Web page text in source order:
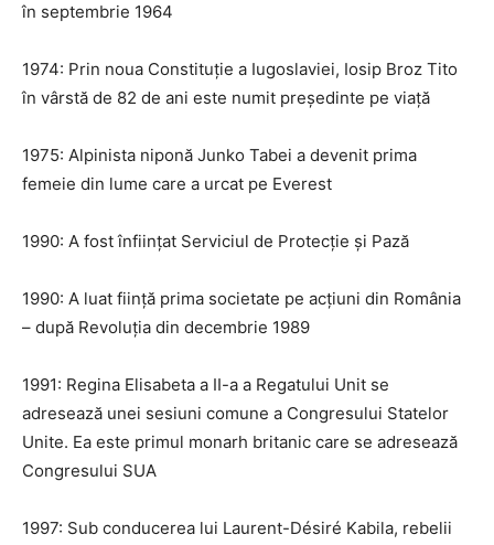
în septembrie 1964
1974: Prin noua Constituție a Iugoslaviei, Iosip Broz Tito
în vârstă de 82 de ani este numit președinte pe viață
1975: Alpinista niponă Junko Tabei a devenit prima
femeie din lume care a urcat pe Everest
1990: A fost înființat Serviciul de Protecție și Pază
1990: A luat ființă prima societate pe acțiuni din România
– după Revoluția din decembrie 1989
1991: Regina Elisabeta a II-a a Regatului Unit se
adresează unei sesiuni comune a Congresului Statelor
Unite. Ea este primul monarh britanic care se adresează
Congresului SUA
1997: Sub conducerea lui Laurent-Désiré Kabila, rebelii